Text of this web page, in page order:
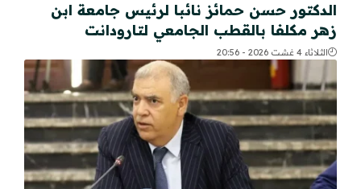
الدكتور حسن حمائز نائبا لرئيس جامعة ابن
زهر مكلفا بالقطب الجامعي لتارودانت
الثلاثاء 4 غشت 2026 - 20:56